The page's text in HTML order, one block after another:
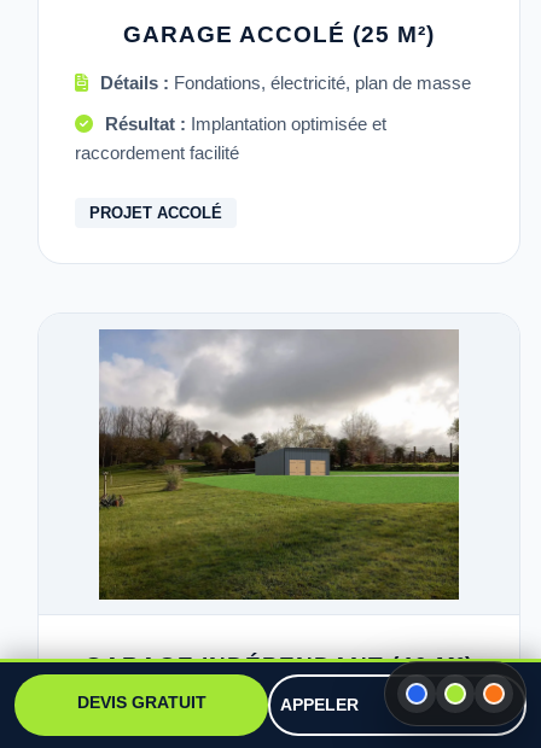
GARAGE ACCOLÉ (25 M²)
Détails : Fondations, électricité, plan de masse
Résultat : Implantation optimisée et
raccordement facilité
PROJET ACCOLÉ
GARAGE INDÉPENDANT (40 M²)
Détails :Réseau élec, évacuation, permis de
construire
DEVIS GRATUIT APPELER